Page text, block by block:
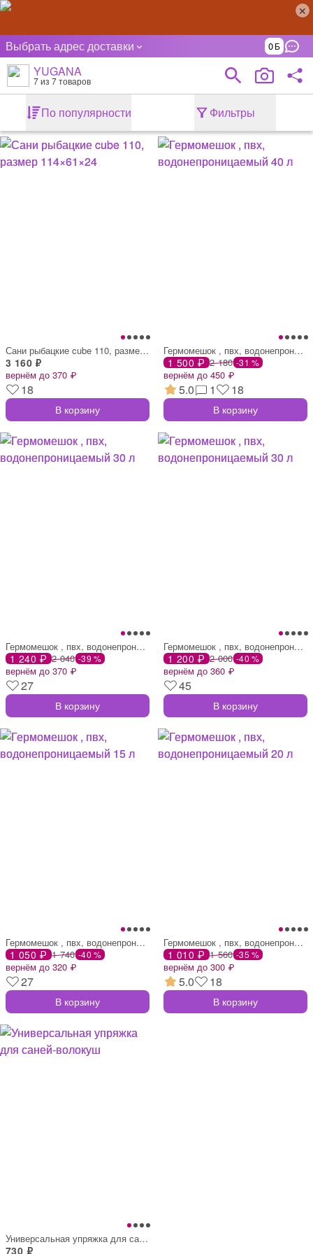
Выбрать адрес доставки 0
YUGANA
7из 7 товаров
По популярности Фильтры
Сани рыбацкие cube 110, размер 114×61×24
3 160 ₽
вернём до 370 ₽
18
В корзину
Гермомешок , пвх, водонепроницаемый 40 л
1 500 ₽ 2 180 -31 %
вернём до 450 ₽
5.0 1 18
В корзину
Гермомешок , пвх, водонепроницаемый 30 л
1 240 ₽ 2 040 -39 %
вернём до 370 ₽
27
В корзину
Гермомешок , пвх, водонепроницаемый 30 л
1 200 ₽ 2 000 -40 %
вернём до 360 ₽
45
В корзину
Гермомешок , пвх, водонепроницаемый 15 л
1 050 ₽ 1 740 -40 %
вернём до 320 ₽
27
В корзину
Гермомешок , пвх, водонепроницаемый 20 л
1 010 ₽ 1 560 -35 %
вернём до 300 ₽
5.0 18
В корзину
Универсальная упряжка для саней-волокуш
730 ₽